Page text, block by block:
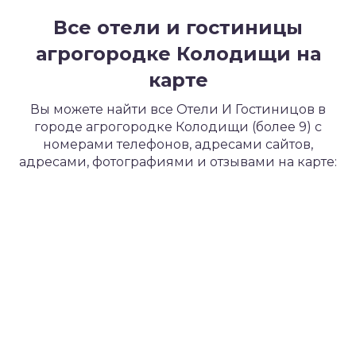
Все отели и гостиницы
агрогородке Колодищи на
карте
Вы можете найти все Отели И Гостиницов в
городе агрогородке Колодищи (более 9) с
номерами телефонов, адресами сайтов,
адресами, фотографиями и отзывами на карте: